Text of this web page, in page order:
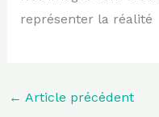
représenter la réalité
← Article précédent